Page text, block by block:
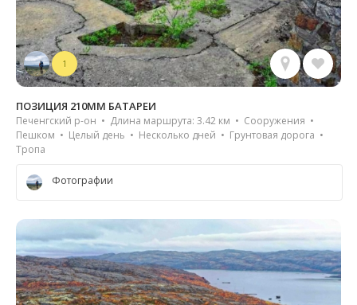
1
ПОЗИЦИЯ 210ММ БАТАРЕИ
Печенгский р-он • Длина маршрута: 3.42 км • Сооружения •
Пешком • Целый день • Несколько дней • Грунтовая дорога •
Тропа
Фотографии